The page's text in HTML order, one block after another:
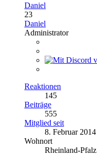
Daniel
23
Daniel
Administrator
Reaktionen
145
Beiträge
555
Mitglied seit
8. Februar 2014
Wohnort
Rheinland-Pfalz